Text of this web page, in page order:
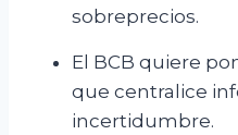
sobreprecios.
El BCB quiere
que centralice
incertidumbre.